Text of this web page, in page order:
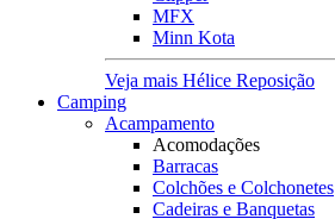
MFX
Minn Kota
Veja mais Hélice Reposição
Camping
Acampamento
Acomodações
Barracas
Colchões e Colchonetes
Cadeiras e Banquetas